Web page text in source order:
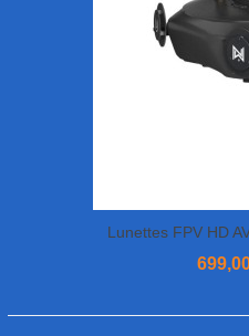
Lunettes FPV HD